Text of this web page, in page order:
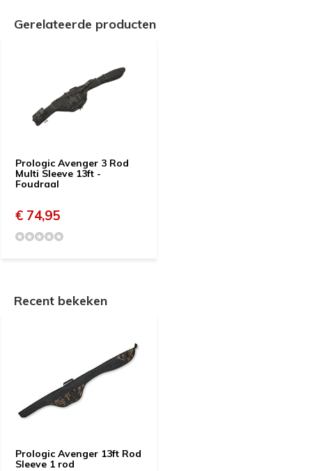
Gerelateerde producten
Prologic Avenger 3 Rod
Multi Sleeve 13ft -
Foudraal
€ 74,95
Recent bekeken
Prologic Avenger 13ft Rod
Sleeve 1 rod